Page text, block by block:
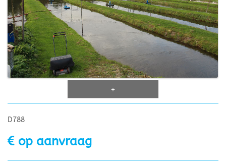
+
D788
op aanvraag